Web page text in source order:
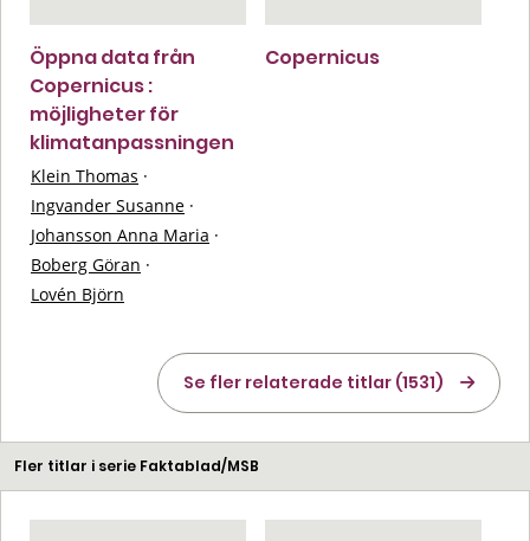
Öppna data från
Copernicus :
möjligheter för
klimatanpassningen
Klein Thomas ·
Ingvander Susanne ·
Johansson Anna Maria ·
Boberg Göran ·
Lovén Björn
Copernicus
Se fler relaterade titlar (1531)
Fler titlar i serie Faktablad/MSB